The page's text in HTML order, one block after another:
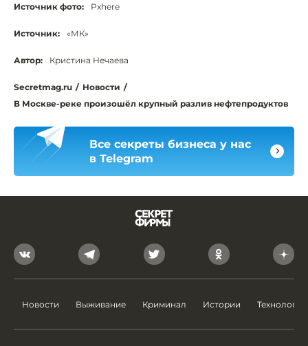
Источник фото: Pxhere
Источник: «МК»
Автор: Кристина Нечаева
Secretmag.ru / Новости /
В Москве-реке произошёл крупный разлив нефтепродуктов
Все секреты бизнеса у нас
в Telegram
Новости Выживание Криминал Истории Технологии